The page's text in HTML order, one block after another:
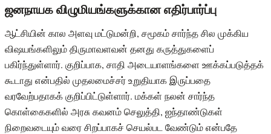
ஜனநாயக விழுமியங்களுக்கான எதிர்பார்ப்பு
ஆட்சியின் கால அளவு மட்டுமன்றி, சமூகம் சார்ந்த சில முக்கிய
விஷயங்களிலும் திருமாவளவன் தனது கருத்துகளைப்
பகிர்ந்துள்ளார். குறிப்பாக, சாதி அடையாளங்களை ஊக்கப்படுத்தக்
கூடாது என்பதில் முதலமைச்சர் உறுதியாக இருப்பதை
வரவேற்பதாகக் குறிப்பிட்டுள்ளார். மக்கள் நலன் சார்ந்த
கொள்கைகளில் அரசு கவனம் செலுத்தி, ஐந்தாண்டுகள்
நிறைவடையும் வரை சிறப்பாகச் செயல்பட வேண்டும் என்பதே